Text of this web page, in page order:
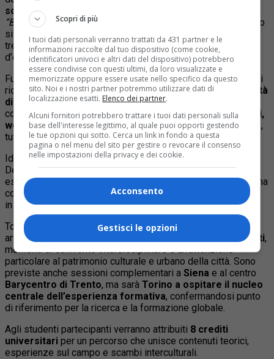
sceglie Torino
“Beauty, Community and Innovation”
. Il programma intensivo
si svolgerà dal 16 giugno al 3 luglio
, coinvolgendo una
trentina di studenti internazionali in un percorso formativo
d’eccellenza.
Fulcro dell’iniziativa saràl’Istituto Scienza Nuova, centro di
ricerca congiunto delPolitecnico di Torino e dell’
Università
di Torino, diretto dal filosofoMaurizio Ferraris
concentrerà la maggior parte delle attività: lezioni, seminari,
workshop, proiezioni cinematografiche e visite guidate ,
tutte in lingua inglese.
Ideata e diretta dalProf. Francesco Erspamer
Department of Romance Languages), la Summer School
esplora il concetto di bellezza non solo in chiave estetica, ma
come strumento di relazione, cura e trasformazione sociale,
in dialogo con i temi dellacomunità e dell’innovazione.
Torino sarà il
cuore pulsantedi un programma accademico
articolato e internazionale, arricchito da
incontri con esperti,
momenti di confronto interdisciplinare e un’attenzione
particolare al patrimonio culturale e urbano della città. Sono
previste anche sessioni complementari a Siena e al centro
Barycentro di Trento, ma sarà Torino a ospitare il nucleo
centrale dell’esperienza formativa, confermandosi punto
di riferimento per la ricerca e la formazione globale.
Agli studenti partecipanti verranno attribuiti 8 crediti
universitari per un percorso che unisce contenuti teorici,
esperienze sul campo e scambi interculturali.
Scopri di più
I tuoi dati personali verranno trattati da 431 partner e le
informazioni raccolte dal tuo dispositivo (come cookie,
identificatori univoci e altri dati del dispositivo) potrebbero
essere condivise con questi ultimi, da loro visualizzate e
memorizzate oppure essere usate nello specifico da questo
sito. Noi e i nostri partner potremmo utilizzare dati di
localizzazione esatti. Elenco dei partner.
Alcuni fornitori potrebbero trattare i tuoi dati personali sulla
base dell'interesse legittimo, al quale puoi opporti gestendo
le tue opzioni qui sotto. Cerca un link in fondo a questa
pagina o nel menu del sito per gestire o revocare il consenso
nelle impostazioni della privacy e dei cookie.
Acconsento
Gestisci le opzioni